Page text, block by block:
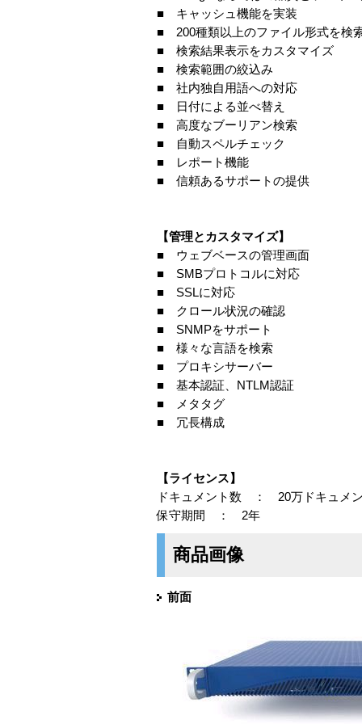
■ キャッシュ機能を実装
■ 200種類以上のファイル形式を検
■ 検索結果表示をカスタマイズ
■ 検索範囲の絞込み
■ 社内独自用語への対応
■ 日付による並べ替え
■ 高度なブーリアン検索
■ 自動スペルチェック
■ レポート機能
■ 信頼あるサポートの提供
【管理とカスタマイズ】
■ ウェブベースの管理画面
■ SMBプロトコルに対応
■ SSLに対応
■ クロール状況の確認
■ SNMPをサポート
■ 様々な言語を検索
■ プロキシサーバー
■ 基本認証、NTLM認証
■ メタタグ
■ 冗長構成
【ライセンス】
ドキュメント数 ： 20万ドキュメ
保守期間 ： 2年
商品画像
前面